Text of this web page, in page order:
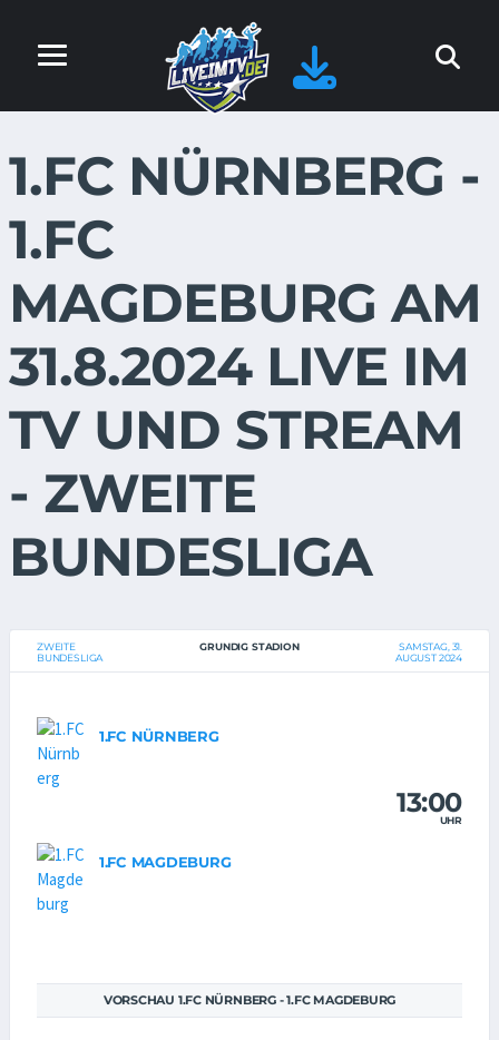
1.FC NÜRNBERG -
1.FC
MAGDEBURG AM
31.8.2024 LIVE IM
TV UND STREAM
- ZWEITE
BUNDESLIGA
ZWEITE
BUNDESLIGA
GRUNDIG STADION
SAMSTAG, 31.
AUGUST 2024
1.FC NÜRNBERG
13:00
UHR
1.FC MAGDEBURG
VORSCHAU 1.FC NÜRNBERG - 1.FC MAGDEBURG